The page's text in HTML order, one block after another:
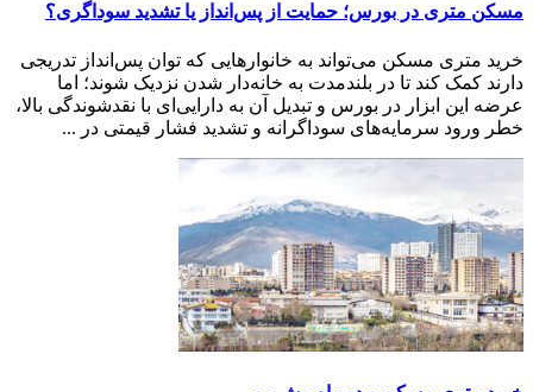
مسکن متری در بورس؛ حمایت از پس‌انداز یا تشدید سوداگری؟
خرید متری مسکن می‌تواند به خانوارهایی که توان پس‌انداز تدریجی
دارند کمک کند تا در بلندمدت به خانه‌دار شدن نزدیک شوند؛ اما
عرضه این ابزار در بورس و تبدیل آن به دارایی‌ای با نقدشوندگی بالا،
خطر ورود سرمایه‌های سوداگرانه و تشدید فشار قیمتی در ...